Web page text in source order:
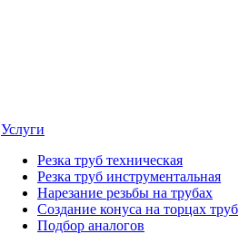
Услуги
Резка труб техническая
Резка труб инструментальная
Нарезание резьбы на трубах
Создание конуса на торцах труб
Подбор аналогов